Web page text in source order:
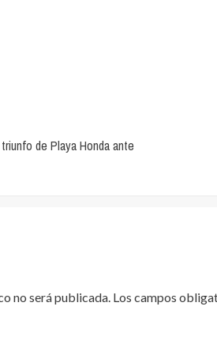
de Playa Honda ante
no será publicada. Los campos